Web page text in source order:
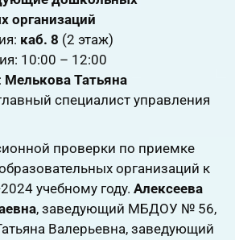
организаций
каб. 8 (2 этаж)
10:00 – 12:00
Мелькова Татьяна
специалист управления
проверки по приемке
организаций к
учебному году. Алексеева
, заведующий МБДОУ № 56,
Валерьевна, заведующий